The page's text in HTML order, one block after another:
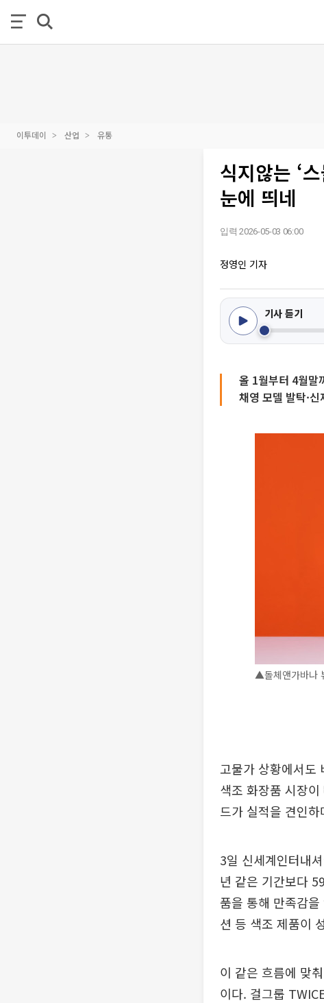
이투데이 산업 유통
식지않는 ‘
눈에 띄네
입력 2026-05-03 06:00
정영인 기자
기사 듣기
올 1월부터 4월말
채영 모델 발탁·
▲돌체앤가바나
고물가 상황에서도
색조 화장품 시장
드가 실적을 견인
3일 신세계인터내
년 같은 기간보다
품을 통해 만족감
션 등 색조 제품이
이 같은 흐름에 맞
이다. 걸그룹